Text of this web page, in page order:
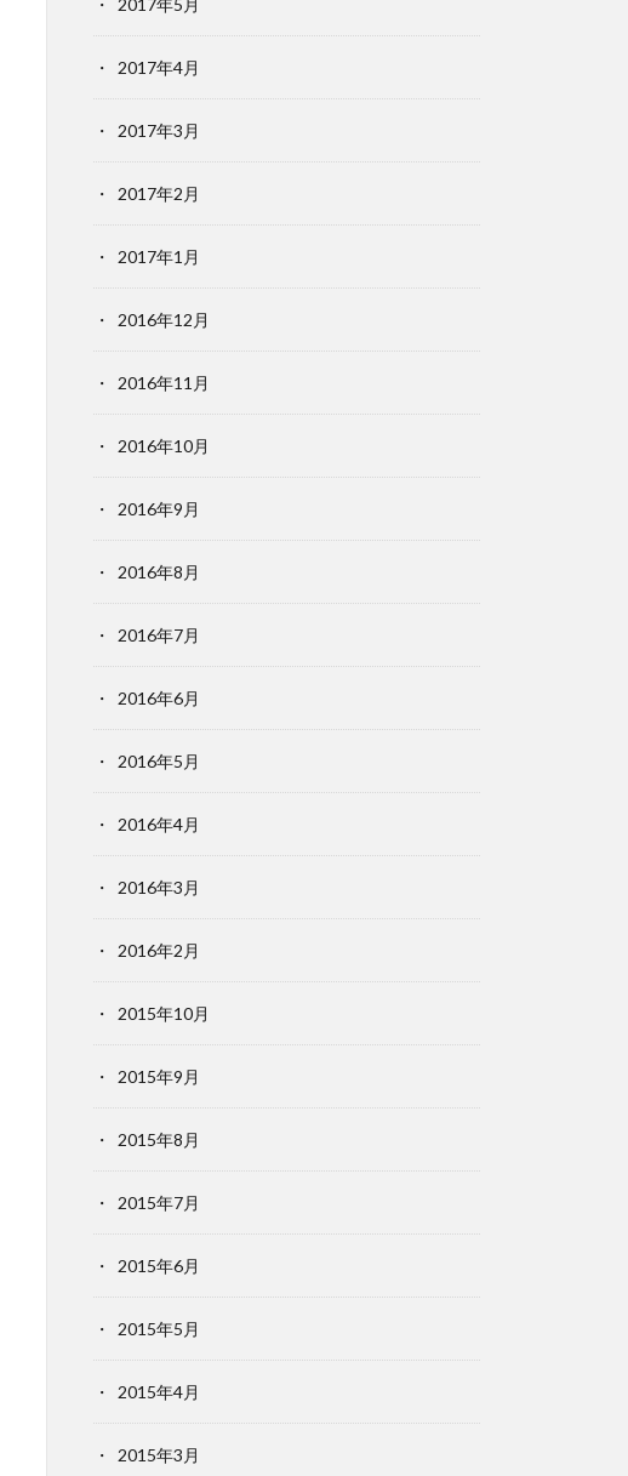
2017年5月
2017年4月
2017年3月
2017年2月
2017年1月
2016年12月
2016年11月
2016年10月
2016年9月
2016年8月
2016年7月
2016年6月
2016年5月
2016年4月
2016年3月
2016年2月
2015年10月
2015年9月
2015年8月
2015年7月
2015年6月
2015年5月
2015年4月
2015年3月